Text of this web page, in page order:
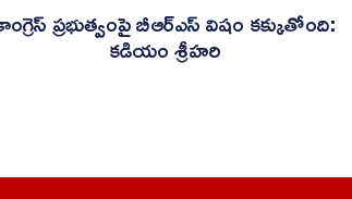
ప్రభుత్వంపై బీఆర్ఎస్ విషం కక్కుతోంది:
కడియం శ్రీహరి